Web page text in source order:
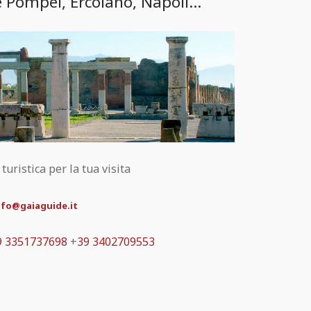
per la tua visita
3351737698 +39 3402709553